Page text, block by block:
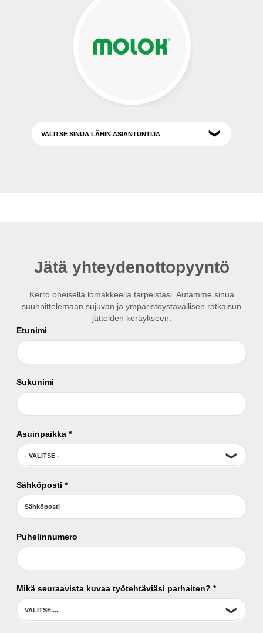
Jätä yhteydenottopyyntö
Kerro oheisella lomakkeella tarpeistasi. Autamme sinua
suunnittelemaan sujuvan ja ympäristöystävällisen ratkaisun
jätteiden keräykseen.
Etunimi
Sukunimi
Asuinpaikka *
Sähköposti *
Puhelinnumero
Mikä seuraavista kuvaa työtehtäviäsi parhaiten? *